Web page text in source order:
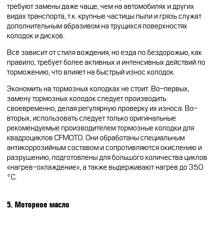
требуют замены даже чаще, чем на автомобилях и других
видах транспорта, т.к. крупные частицы пыли и грязь служат
дополнительным абразивом на трущихся поверхностях
колодок и дисков.
Всё зависит от стиля вождения, но езда по бездорожью, как
правило, требует более активных и интенсивных действий по
торможению, что влияет на быстрый износ колодок.
Экономить на тормозных колодках не стоит. Во-первых,
замену тормозных колодок следует производить
своевременно, делая регулярную проверку их износа. Во-
вторых, использовать следует только оригинальные
рекомендуемые производителем тормозные колодки для
квадроциклов CFMOTO. Они обработаны специальным
антикоррозийным составом и сопротивляются окислению и
разрушению, подготовлены для большого количества циклов
«нагрев-охлаждение», а также выдерживают нагрев до 350
°C.
5. Моторное масло